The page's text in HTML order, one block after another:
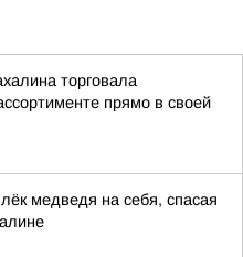
торговала
прямо в своей
медведя на себя, спасая